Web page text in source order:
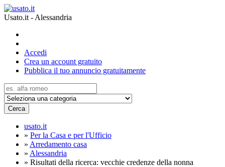
Usato.it - Alessandria
Accedi
Crea un account gratuito
Pubblica il tuo annuncio gratuitamente
Cerca
usato.it
» Per la Casa e per l'Ufficio
» Arredamento casa
» Alessandria
» Risultati della ricerca: vecchie credenze della nonna